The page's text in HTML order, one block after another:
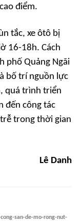
điểm.
tắc, xe ôtô bị
16-18h. Cách
phố Quảng Ngãi
bố trí nguồn lực
quá trình triển
đến công tác
trong thời gian
Lê Danh
san-de-mo-rong-nut-